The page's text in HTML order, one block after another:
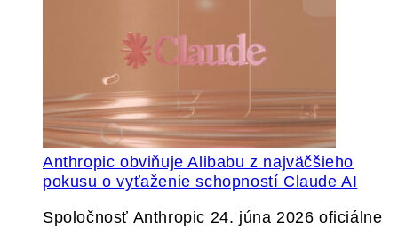
Anthropic obviňuje Alibabu z najväčšieho
pokusu o vyťaženie schopností Claude AI
Spoločnosť Anthropic 24. júna 2026 oficiálne